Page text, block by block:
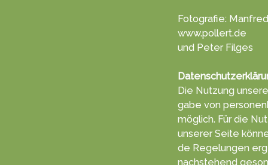
Fotografie:
www.pollert.de
und Peter Filges
Die Nutzung
gabe von
möglich. Für die
unserer Seite
de Re­ge­lun­gen
nachs­tehend